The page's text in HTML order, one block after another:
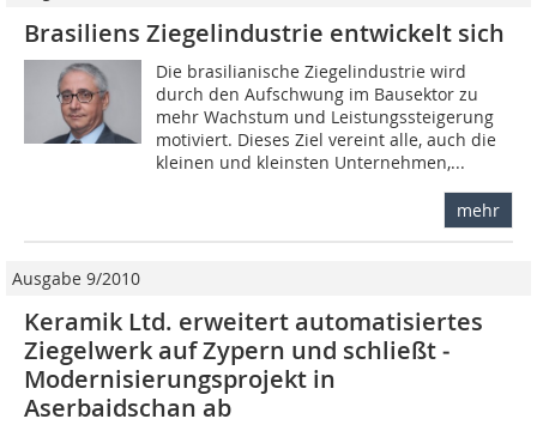
Brasiliens Ziegelindustrie entwickelt sich
Die brasilianische Ziegelindustrie wird
durch den Aufschwung im Bausektor zu
mehr Wachstum und Leistungssteigerung
motiviert. Dieses Ziel vereint alle, auch die
kleinen und kleinsten Unternehmen,...
mehr
Ausgabe 9/2010
Keramik Ltd. erweitert automatisiertes
Ziegelwerk auf Zypern und schließt ­
Modernisierungsprojekt in
Aserbaidschan ab